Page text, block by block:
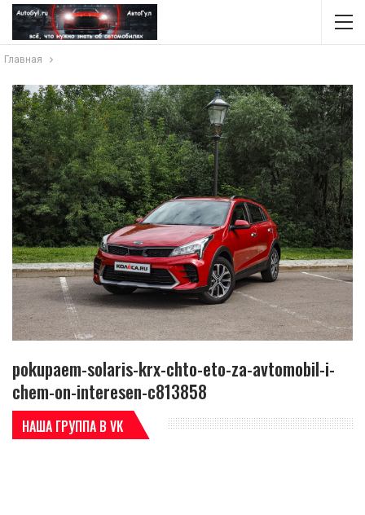
Главная
pokupaem-solaris-krx-chto-eto-za-avtomobil-i-
chem-on-interesen-c813858
НАША ГРУППА В VK